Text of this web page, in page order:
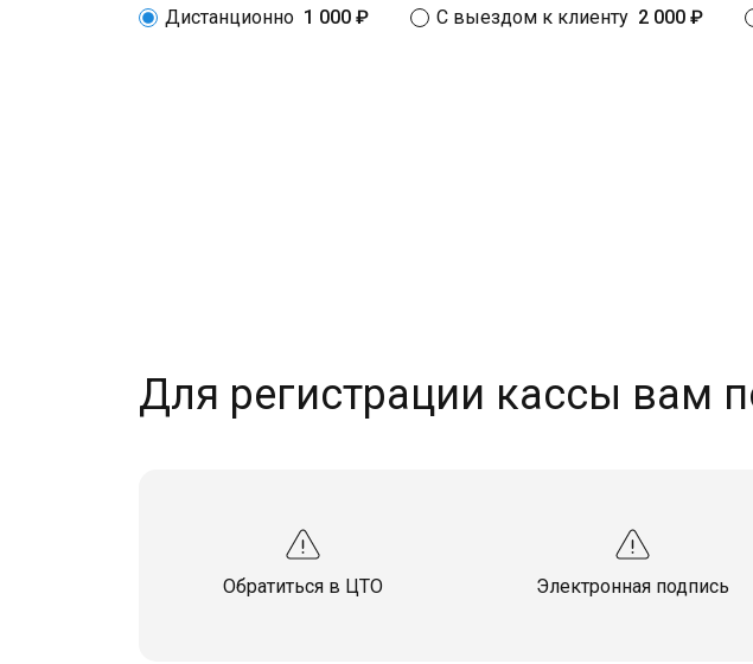
Дистанционно 1 000 ₽ С выездом к клиенту 2 000 ₽
Для регистрации кассы вам
Обратиться в ЦТО Электронная подпись